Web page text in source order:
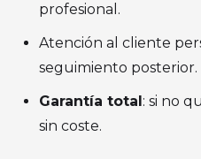
profesional.
Atención al cliente
seguimiento posterior.
Garantía total : si no
sin coste.